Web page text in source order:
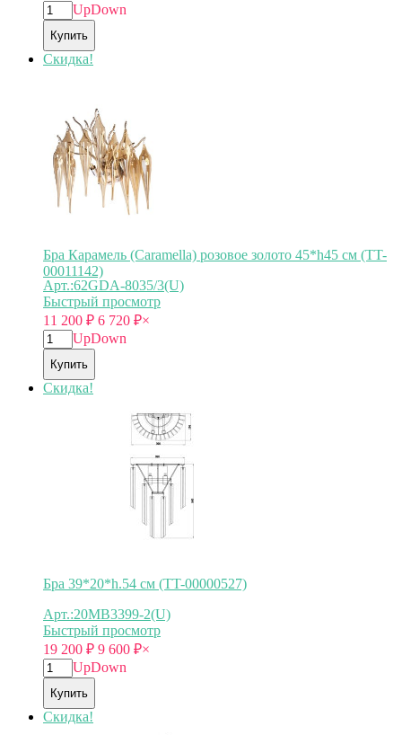
UpDown
Купить
Скидка!
Бра Карамель (Caramella) розовое золото 45*h45 см (TT-
00011142)
Арт.:62GDA-8035/3(U)
Быстрый просмотр
11 200 ₽ 6 720 ₽×
UpDown
Купить
Скидка!
Бра 39*20*h.54 см (TT-00000527)
Арт.:20MB3399-2(U)
Быстрый просмотр
19 200 ₽ 9 600 ₽×
UpDown
Купить
Скидка!